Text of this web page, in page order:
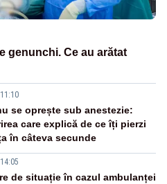
genunchi. Ce au arătat
se oprește sub anestezie:
care explică de ce îți pierzi
în câteva secunde
de situație în cazul ambulanței